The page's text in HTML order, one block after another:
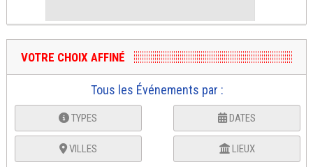
VOTRE CHOIX AFFINÉ
Tous les Événements par :
TYPES DATES
VILLES LIEUX